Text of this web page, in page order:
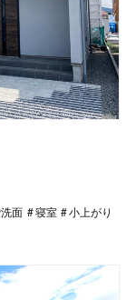
面 寝室 小上がり